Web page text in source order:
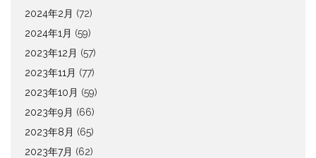
2024年2月 (72)
2024年1月 (59)
2023年12月 (57)
2023年11月 (77)
2023年10月 (59)
2023年9月 (66)
2023年8月 (65)
2023年7月 (62)